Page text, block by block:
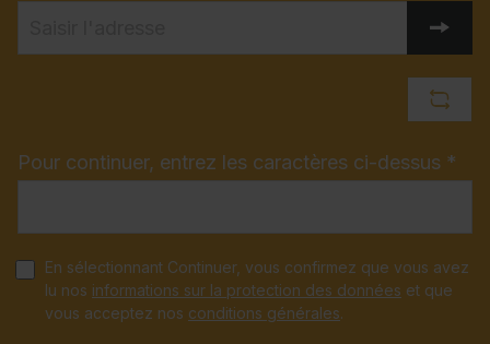
Pour continuer, entrez les caractères ci-dessus *
En sélectionnant Continuer, vous confirmez que vous avez
lu nos informations sur la protection des données et que
vous acceptez nos conditions générales.